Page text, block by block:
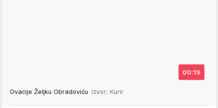
00:19
Ovacije Željku Obradoviću Izvor: Kurir